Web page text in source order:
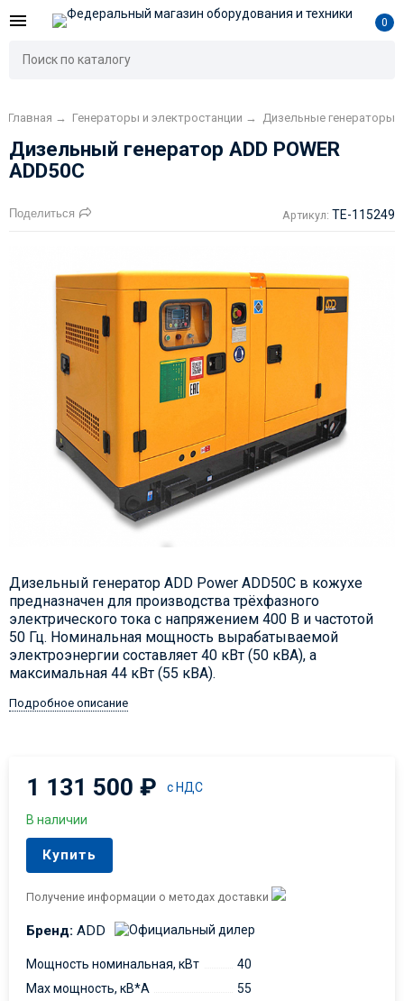
0
Главная → Генераторы и электростанции → Дизельные генераторы
Дизельный генератор ADD POWER
ADD50C
Поделиться Артикул: TE-115249
Дизельный генератор ADD Power ADD50C в кожухе
предназначен для производства трёхфазного
электрического тока с напряжением 400 В и частотой
50 Гц. Номинальная мощность вырабатываемой
электроэнергии составляет 40 кВт (50 кВА), а
максимальная 44 кВт (55 кВА).
Подробное описание
1 131 500₽ с НДС
В наличии
Купить
Получение информации о методах доставки
Бренд: ADD
Мощность номинальная, кВт
40
Max мощность, кВ*А
55